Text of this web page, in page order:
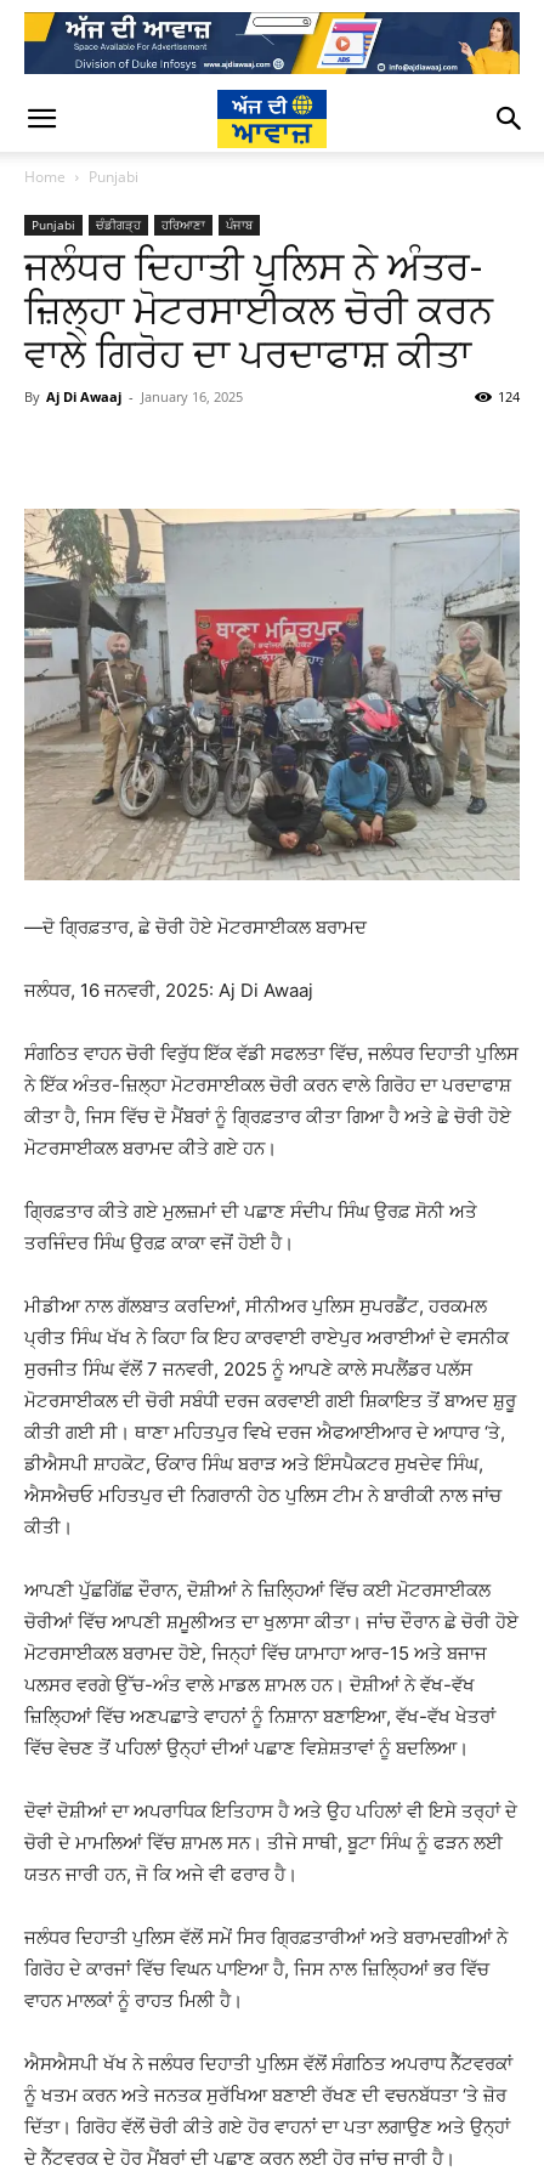
Home Punjabi
Punjabi ਚੰਡੀਗੜ੍ਹ ਹਰਿਆਣਾ ਪੰਜਾਬ
ਜਲੰਧਰ ਦਿਹਾਤੀ ਪੁਲਿਸ ਨੇ ਅੰਤਰ-
ਜ਼ਿਲ੍ਹਾ ਮੋਟਰਸਾਈਕਲ ਚੋਰੀ ਕਰਨ
ਵਾਲੇ ਗਿਰੋਹ ਦਾ ਪਰਦਾਫਾਸ਼ ਕੀਤਾ
By Aj Di Awaaj - January 16, 2025 124
—ਦੋ ਗ੍ਰਿਫ਼ਤਾਰ, ਛੇ ਚੋਰੀ ਹੋਏ ਮੋਟਰਸਾਈਕਲ ਬਰਾਮਦ
ਜਲੰਧਰ, 16 ਜਨਵਰੀ, 2025: Aj Di Awaaj
ਸੰਗਠਿਤ ਵਾਹਨ ਚੋਰੀ ਵਿਰੁੱਧ ਇੱਕ ਵੱਡੀ ਸਫਲਤਾ ਵਿੱਚ, ਜਲੰਧਰ ਦਿਹਾਤੀ ਪੁਲਿਸ
ਨੇ ਇੱਕ ਅੰਤਰ-ਜ਼ਿਲ੍ਹਾ ਮੋਟਰਸਾਈਕਲ ਚੋਰੀ ਕਰਨ ਵਾਲੇ ਗਿਰੋਹ ਦਾ ਪਰਦਾਫਾਸ਼
ਕੀਤਾ ਹੈ, ਜਿਸ ਵਿੱਚ ਦੋ ਮੈਂਬਰਾਂ ਨੂੰ ਗ੍ਰਿਫ਼ਤਾਰ ਕੀਤਾ ਗਿਆ ਹੈ ਅਤੇ ਛੇ ਚੋਰੀ ਹੋਏ
ਮੋਟਰਸਾਈਕਲ ਬਰਾਮਦ ਕੀਤੇ ਗਏ ਹਨ।
ਗ੍ਰਿਫ਼ਤਾਰ ਕੀਤੇ ਗਏ ਮੁਲਜ਼ਮਾਂ ਦੀ ਪਛਾਣ ਸੰਦੀਪ ਸਿੰਘ ਉਰਫ਼ ਸੋਨੀ ਅਤੇ
ਤਰਜਿੰਦਰ ਸਿੰਘ ਉਰਫ਼ ਕਾਕਾ ਵਜੋਂ ਹੋਈ ਹੈ।
ਮੀਡੀਆ ਨਾਲ ਗੱਲਬਾਤ ਕਰਦਿਆਂ, ਸੀਨੀਅਰ ਪੁਲਿਸ ਸੁਪਰਡੈਂਟ, ਹਰਕਮਲ
ਪ੍ਰੀਤ ਸਿੰਘ ਖੱਖ ਨੇ ਕਿਹਾ ਕਿ ਇਹ ਕਾਰਵਾਈ ਰਾਏਪੁਰ ਅਰਾਈਆਂ ਦੇ ਵਸਨੀਕ
ਸੁਰਜੀਤ ਸਿੰਘ ਵੱਲੋਂ 7 ਜਨਵਰੀ, 2025 ਨੂੰ ਆਪਣੇ ਕਾਲੇ ਸਪਲੈਂਡਰ ਪਲੱਸ
ਮੋਟਰਸਾਈਕਲ ਦੀ ਚੋਰੀ ਸਬੰਧੀ ਦਰਜ ਕਰਵਾਈ ਗਈ ਸ਼ਿਕਾਇਤ ਤੋਂ ਬਾਅਦ ਸ਼ੁਰੂ
ਕੀਤੀ ਗਈ ਸੀ। ਥਾਣਾ ਮਹਿਤਪੁਰ ਵਿਖੇ ਦਰਜ ਐਫਆਈਆਰ ਦੇ ਆਧਾਰ ‘ਤੇ,
ਡੀਐਸਪੀ ਸ਼ਾਹਕੋਟ, ਓਂਕਾਰ ਸਿੰਘ ਬਰਾੜ ਅਤੇ ਇੰਸਪੈਕਟਰ ਸੁਖਦੇਵ ਸਿੰਘ,
ਐਸਐਚਓ ਮਹਿਤਪੁਰ ਦੀ ਨਿਗਰਾਨੀ ਹੇਠ ਪੁਲਿਸ ਟੀਮ ਨੇ ਬਾਰੀਕੀ ਨਾਲ ਜਾਂਚ
ਕੀਤੀ।
ਆਪਣੀ ਪੁੱਛਗਿੱਛ ਦੌਰਾਨ, ਦੋਸ਼ੀਆਂ ਨੇ ਜ਼ਿਲ੍ਹਿਆਂ ਵਿੱਚ ਕਈ ਮੋਟਰਸਾਈਕਲ
ਚੋਰੀਆਂ ਵਿੱਚ ਆਪਣੀ ਸ਼ਮੂਲੀਅਤ ਦਾ ਖੁਲਾਸਾ ਕੀਤਾ। ਜਾਂਚ ਦੌਰਾਨ ਛੇ ਚੋਰੀ ਹੋਏ
ਮੋਟਰਸਾਈਕਲ ਬਰਾਮਦ ਹੋਏ, ਜਿਨ੍ਹਾਂ ਵਿੱਚ ਯਾਮਾਹਾ ਆਰ-15 ਅਤੇ ਬਜਾਜ
ਪਲਸਰ ਵਰਗੇ ਉੱਚ-ਅੰਤ ਵਾਲੇ ਮਾਡਲ ਸ਼ਾਮਲ ਹਨ। ਦੋਸ਼ੀਆਂ ਨੇ ਵੱਖ-ਵੱਖ
ਜ਼ਿਲ੍ਹਿਆਂ ਵਿੱਚ ਅਣਪਛਾਤੇ ਵਾਹਨਾਂ ਨੂੰ ਨਿਸ਼ਾਨਾ ਬਣਾਇਆ, ਵੱਖ-ਵੱਖ ਖੇਤਰਾਂ
ਵਿੱਚ ਵੇਚਣ ਤੋਂ ਪਹਿਲਾਂ ਉਨ੍ਹਾਂ ਦੀਆਂ ਪਛਾਣ ਵਿਸ਼ੇਸ਼ਤਾਵਾਂ ਨੂੰ ਬਦਲਿਆ।
ਦੋਵਾਂ ਦੋਸ਼ੀਆਂ ਦਾ ਅਪਰਾਧਿਕ ਇਤਿਹਾਸ ਹੈ ਅਤੇ ਉਹ ਪਹਿਲਾਂ ਵੀ ਇਸੇ ਤਰ੍ਹਾਂ ਦੇ
ਚੋਰੀ ਦੇ ਮਾਮਲਿਆਂ ਵਿੱਚ ਸ਼ਾਮਲ ਸਨ। ਤੀਜੇ ਸਾਥੀ, ਬੂਟਾ ਸਿੰਘ ਨੂੰ ਫੜਨ ਲਈ
ਯਤਨ ਜਾਰੀ ਹਨ, ਜੋ ਕਿ ਅਜੇ ਵੀ ਫਰਾਰ ਹੈ।
ਜਲੰਧਰ ਦਿਹਾਤੀ ਪੁਲਿਸ ਵੱਲੋਂ ਸਮੇਂ ਸਿਰ ਗ੍ਰਿਫ਼ਤਾਰੀਆਂ ਅਤੇ ਬਰਾਮਦਗੀਆਂ ਨੇ
ਗਿਰੋਹ ਦੇ ਕਾਰਜਾਂ ਵਿੱਚ ਵਿਘਨ ਪਾਇਆ ਹੈ, ਜਿਸ ਨਾਲ ਜ਼ਿਲ੍ਹਿਆਂ ਭਰ ਵਿੱਚ
ਵਾਹਨ ਮਾਲਕਾਂ ਨੂੰ ਰਾਹਤ ਮਿਲੀ ਹੈ।
ਐਸਐਸਪੀ ਖੱਖ ਨੇ ਜਲੰਧਰ ਦਿਹਾਤੀ ਪੁਲਿਸ ਵੱਲੋਂ ਸੰਗਠਿਤ ਅਪਰਾਧ ਨੈੱਟਵਰਕਾਂ
ਨੂੰ ਖਤਮ ਕਰਨ ਅਤੇ ਜਨਤਕ ਸੁਰੱਖਿਆ ਬਣਾਈ ਰੱਖਣ ਦੀ ਵਚਨਬੱਧਤਾ ‘ਤੇ ਜ਼ੋਰ
ਦਿੱਤਾ। ਗਿਰੋਹ ਵੱਲੋਂ ਚੋਰੀ ਕੀਤੇ ਗਏ ਹੋਰ ਵਾਹਨਾਂ ਦਾ ਪਤਾ ਲਗਾਉਣ ਅਤੇ ਉਨ੍ਹਾਂ
ਦੇ ਨੈੱਟਵਰਕ ਦੇ ਹੋਰ ਮੈਂਬਰਾਂ ਦੀ ਪਛਾਣ ਕਰਨ ਲਈ ਹੋਰ ਜਾਂਚ ਜਾਰੀ ਹੈ।